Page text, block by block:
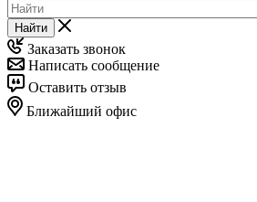
Найти
Заказать звонок
Написать сообщение
Оставить отзыв
Ближайший офис